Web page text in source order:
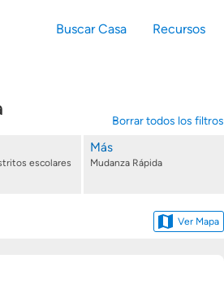
Buscar Casa Recursos
Borrar todos los filtros
escolares
Más
Mudanza Rápida
Ver Mapa